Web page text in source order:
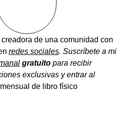
de una comunidad con
redes sociales. Suscríbete a mi
gratuitopara recibir
exclusivas y entrar al
de libro físico